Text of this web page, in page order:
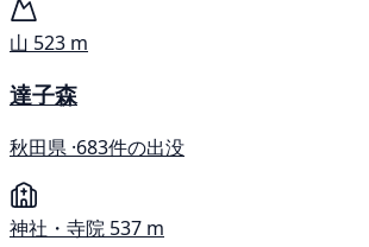
山 523 m
達子森
秋田県 ·683件の出没
神社・寺院 537 m